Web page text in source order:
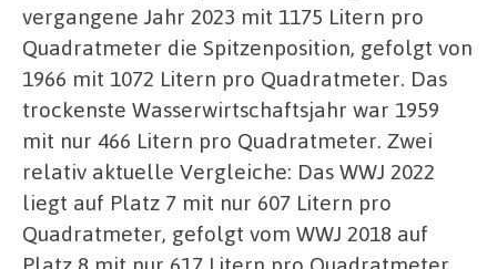
vergangene Jahr 2023 mit 1175 Litern pro
Quadratmeter die Spitzenposition, gefolgt von
1966 mit 1072 Litern pro Quadratmeter. Das
trockenste Wasserwirtschaftsjahr war 1959
mit nur 466 Litern pro Quadratmeter. Zwei
relativ aktuelle Vergleiche: Das WWJ 2022
liegt auf Platz 7 mit nur 607 Litern pro
Quadratmeter, gefolgt vom WWJ 2018 auf